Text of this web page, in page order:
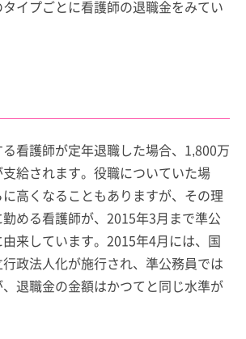
イプごとに看護師の退職金をみてい
看護師が定年退職した場合、1,800万
給されます。役職についていた場
高くなることもありますが、その理
める看護師が、2015年3月まで準公
来しています。2015年4月には、国
政法人化が施行され、準公務員では
退職金の金額はかつてと同じ水準が